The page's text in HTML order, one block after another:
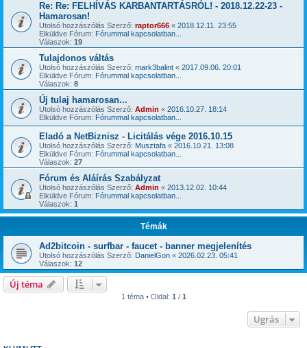
Re: Re: FELHÍVÁS KARBANTARTÁSRÓL! - 2018.12.22-23 -
Hamarosan!
Utolsó hozzászólás Szerző: raptor666 « 2018.12.11. 23:55
Elküldve Fórum: Fórummal kapcsolatban...
Válaszok: 19
Tulajdonos váltás
Utolsó hozzászólás Szerző: mark3balint « 2017.09.06. 20:01
Elküldve Fórum: Fórummal kapcsolatban...
Válaszok: 8
Új tulaj hamarosan...
Utolsó hozzászólás Szerző: Admin « 2016.10.27. 18:14
Elküldve Fórum: Fórummal kapcsolatban...
Eladó a NetBiznisz - Licitálás vége 2016.10.15
Utolsó hozzászólás Szerző: Musztafa « 2016.10.21. 13:08
Elküldve Fórum: Fórummal kapcsolatban...
Válaszok: 27
Fórum és Aláírás Szabályzat
Utolsó hozzászólás Szerző: Admin « 2013.12.02. 10:44
Elküldve Fórum: Fórummal kapcsolatban...
Válaszok: 1
Témák
Ad2bitcoin - surfbar - faucet - banner megjelenítés
Utolsó hozzászólás Szerző: DanielGon « 2026.02.23. 05:41
Válaszok: 12
Új téma
1 téma • Oldal: 1 / 1
Ugrás